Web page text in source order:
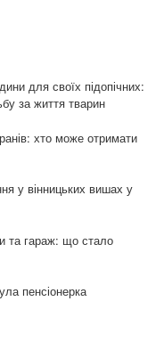
для своїх підопічних:
за життя тварин
хто може отримати
у вінницьких вишах у
та гараж: що стало
пенсіонерка